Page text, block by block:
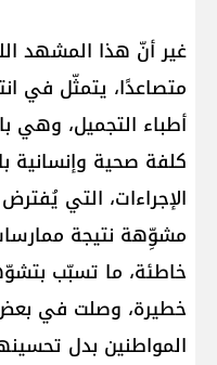
غير أنّ هذا المشهد
متصاعدًا، يتمثّل في
أطباء التجميل، وهي
كلفة صحية
الإجراءات، التي
مشوِّهة نتيجة
خاطئة، ما تسبّب
خطيرة، وصلت في بعض
المواطنين بدل